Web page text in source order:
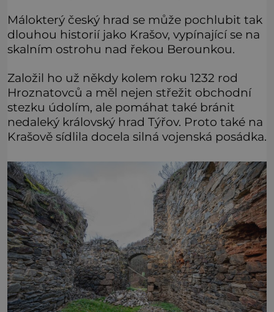
Málokterý český hrad se může pochlubit tak
dlouhou historií jako Krašov, vypínající se na
skalním ostrohu nad řekou Berounkou.
Založil ho už někdy kolem roku 1232 rod
Hroznatovců a měl nejen střežit obchodní
stezku údolím, ale pomáhat také bránit
nedaleký královský hrad Týřov. Proto také na
Krašově sídlila docela silná vojenská posádka.